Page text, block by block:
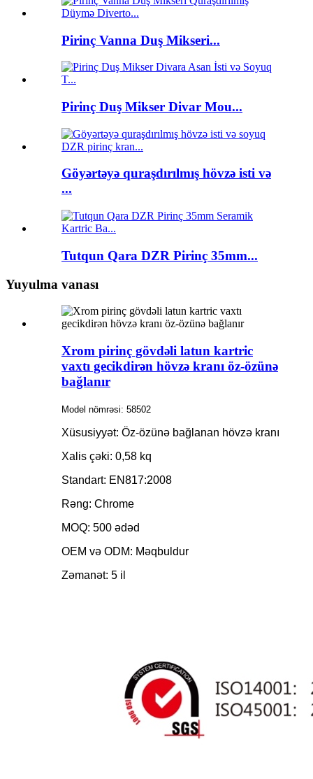
Pirinç Vanna Duş Mikseri...
Pirinç Duş Mikser Divar Mou...
Göyərtəyə quraşdırılmış hövzə isti və
...
Tutqun Qara DZR Pirinç 35mm...
Yuyulma vanası
Xrom pirinç gövdəli latun kartric
vaxtı gecikdirən hövzə kranı öz-özünə
bağlanır
Model nömrəsi: 58502
Xüsusiyyət: Öz-özünə bağlanan hövzə kranı
Xalis çəki: 0,58 kq
Standart: EN817:2008
Rəng: Chrome
MOQ: 500 ədəd
OEM və ODM: Məqbuldur
Zəmanət: 5 il